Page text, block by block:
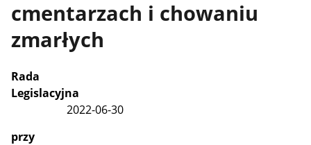
cmentarzach i chowaniu
zmarłych
Rada
Legislacyjna
2022-06-30
przy